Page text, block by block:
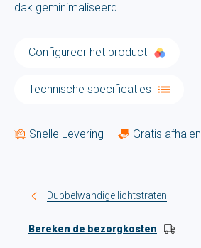
dak geminimaliseerd.
Configureer het product
Technische specificaties
Snelle Levering Gratis afhalen
Dubbelwandige lichtstraten
Bereken de bezorgkosten